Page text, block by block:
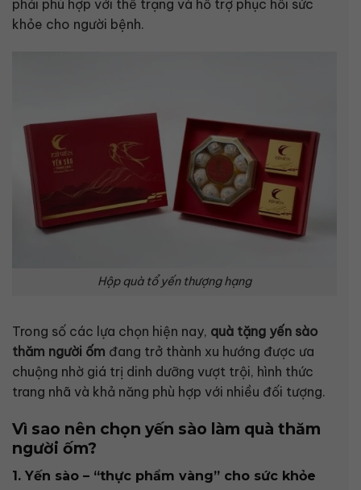
phải phù hợp với thể trạng và hỗ trợ phục hồi sức
khỏe cho người bệnh.
Hộp quà tổ yến thượng hạng
Trong số các lựa chọn hiện nay, quà tặng yến sào
thăm người ốm đang trở thành xu hướng được ưa
chuộng nhờ giá trị dinh dưỡng vượt trội, hình thức
trang nhã và khả năng phù hợp với nhiều đối tượng.
Vì sao nên chọn yến sào làm quà thăm
người ốm?
1. Yến sào – “thực phẩm vàng” cho sức khỏe